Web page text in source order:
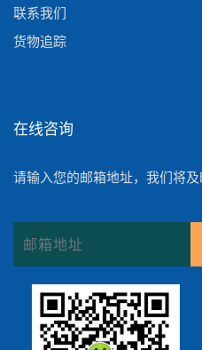
联系我们
货物追踪
在线咨询
请输入您的邮箱地址，我们将